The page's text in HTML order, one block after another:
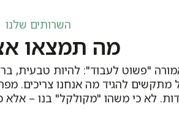
השרותים שלנו
מה תמצאו
"פשוט לעבוד": להיות טבעית,
להגיד מה אנחנו צריכים.
לא כי משהו "מקולקל" בנו –